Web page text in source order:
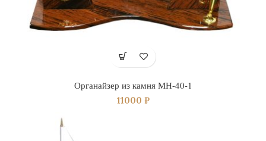
Органайзер из камня МН-40-1
11000 ₽